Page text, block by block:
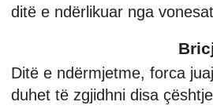
ditë e ndërlikuar nga
Ditë e ndërmjetme, forca
duhet të zgjidhni disa